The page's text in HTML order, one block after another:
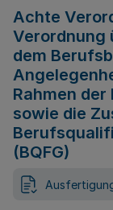
Achte
Verordnung
dem
Rahmen
sowie die
(BQFG)